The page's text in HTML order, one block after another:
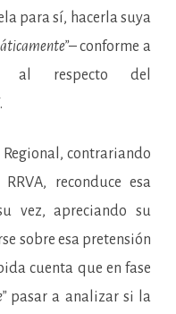
para sí, hacerla suya
– conforme a
al respecto del
Regional, contrariando
reconduce esa
vez, apreciando su
sobre esa pretensión
cuenta que en fase
pasar a analizar si la